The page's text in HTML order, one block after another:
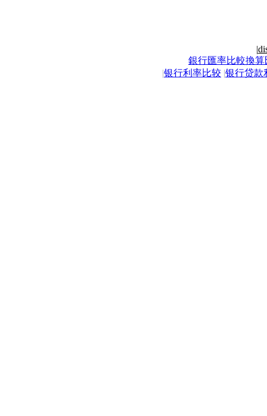
|
銀行匯率比較換算
|银行利率比较 |银行贷款